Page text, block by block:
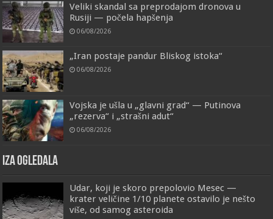
Veliki skandal sa preprodajom dronova u
Rusiji — počela hapšenja
06/08/2026
„Iran postaje pandur Bliskog istoka“
06/08/2026
Vojska je ušla u „glavni grad“ — Putinova
„rezerva“ i „strašni adut“
06/08/2026
IZA OGLEDALA
Udar, koji je skoro prepolovio Mesec —
krater veličine 1/10 planete ostavilo je nešto
više, od samog asteroida